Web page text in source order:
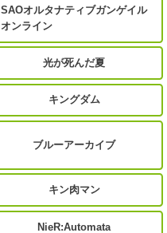
SAOオルタナティブガンゲイル
オンライン
光が死んだ夏
キングダム
ブルーアーカイブ
キン肉マン
NieR:Automata